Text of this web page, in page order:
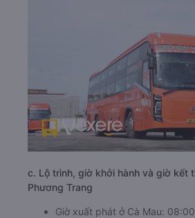
c. Lộ trình, giờ khởi hành và giờ kết
Phương Trang
Giờ xuất phát ở Cà Mau: